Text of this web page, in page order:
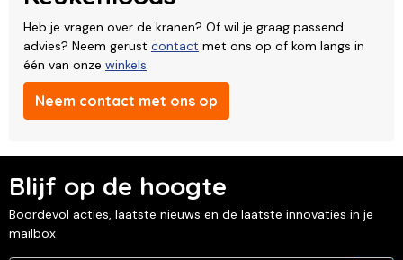
Heb je vragen over de kranen? Of wil je graag passend
advies? Neem gerust contact met ons op of kom langs in
één van onze winkels.
Neem contact met ons op
Blijf op de hoogte
Boordevol acties, laatste nieuws en de laatste innovaties in je
mailbox